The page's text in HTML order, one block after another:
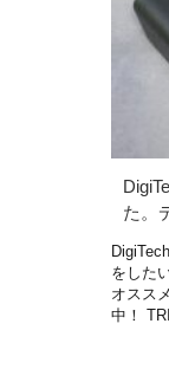
た。
をした
オスス
中！